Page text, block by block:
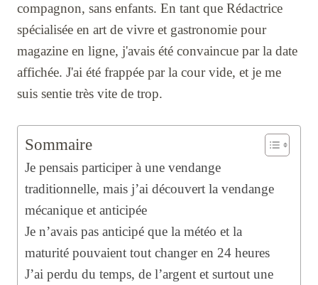
compagnon, sans enfants. En tant que Rédactrice
spécialisée en art de vivre et gastronomie pour
magazine en ligne, j'avais été convaincue par la date
affichée. J'ai été frappée par la cour vide, et je me
suis sentie très vite de trop.
Sommaire
Je pensais participer à une vendange
traditionnelle, mais j’ai découvert la vendange
mécanique et anticipée
Je n’avais pas anticipé que la météo et la
maturité pouvaient tout changer en 24 heures
J’ai perdu du temps, de l’argent et surtout une